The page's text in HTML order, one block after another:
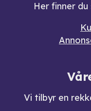
Her finner
Vi tilbyr en